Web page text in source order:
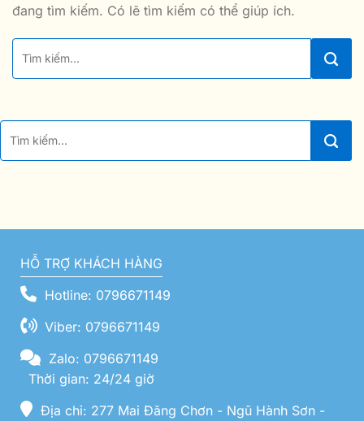
đang tìm kiếm. Có lẽ tìm kiếm có thể giúp ích.
HỖ TRỢ KHÁCH HÀNG
Hotline: 0796671149
Viber: 0796671149
Zalo: 0796671149
Thời gian: 24/24 giờ
Địa chỉ: 277 Mai Đăng Chơn - Ngũ Hành Sơn -